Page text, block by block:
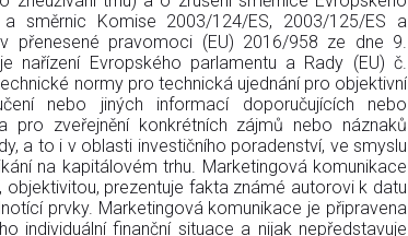
směrnic Komise 2003/124/ES, 2003/125/ES a
přenesené pravomoci (EU) 2016/958 ze dne 9.
nařízení Evropského parlamentu a Rady (EU) č.
normy pro technická ujednání pro objektivní
nebo jiných informací doporučujících nebo
pro zveřejnění konkrétních zájmů nebo náznaků
a to i v oblasti investičního poradenství, ve smyslu
na kapitálovém trhu. Marketingová komunikace
objektivitou, prezentuje fakta známé autorovi k datu
prvky. Marketingová komunikace je připravena
individuální finanční situace a nijak nepředstavuje